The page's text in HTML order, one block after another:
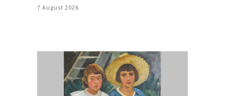
7 August 2026